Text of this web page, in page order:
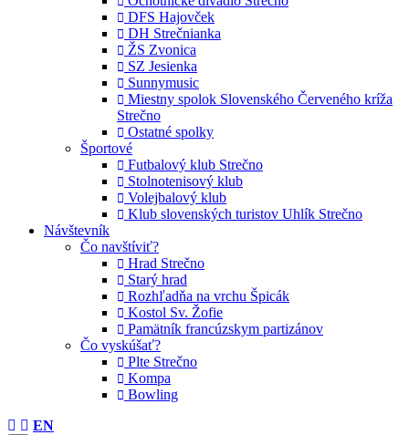
DFS Hajovček
DH Strečnianka
ŽS Zvonica
SZ Jesienka
Sunnymusic
Miestny spolok Slovenského Červeného kríža
Strečno
Ostatné spolky
Športové
Futbalový klub Strečno
Stolnotenisový klub
Volejbalový klub
Klub slovenských turistov Uhlík Strečno
Návštevník
Čo navštíviť?
Hrad Strečno
Starý hrad
Rozhľadňa na vrchu Špicák
Kostol Sv. Žofie
Pamätník francúzskym partizánov
Čo vyskúšať?
Plte Strečno
Kompa
Bowling
EN